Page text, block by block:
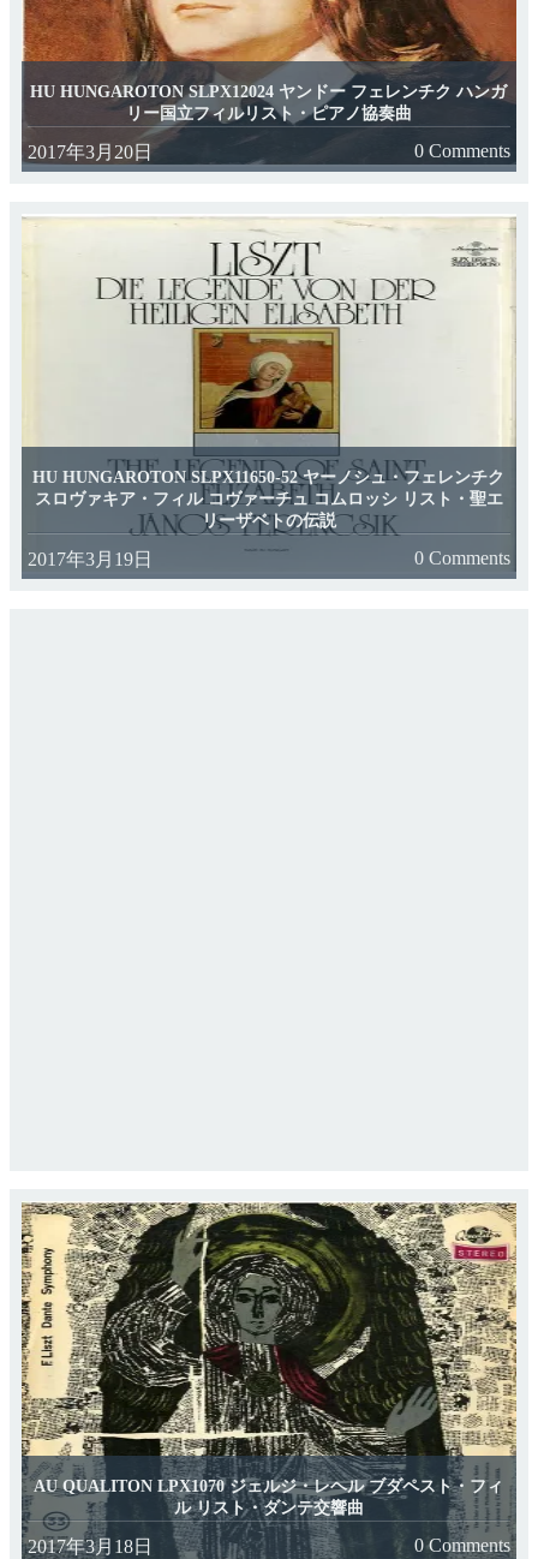
HU HUNGAROTON SLPX12024 ヤンドー フェレンチク ハンガ
リー国立フィルリスト・ピアノ協奏曲
2017年3月20日 0 Comments
HU HUNGAROTON SLPX11650-52 ヤーノシュ・フェレンチク
スロヴァキア・フィル コヴァーチュ コムロッシ リスト・聖エ
リーザベトの伝説
2017年3月19日 0 Comments
AU QUALITON LPX1070 ジェルジ・レヘル ブダペスト・フィ
ル リスト・ダンテ交響曲
2017年3月18日 0 Comments